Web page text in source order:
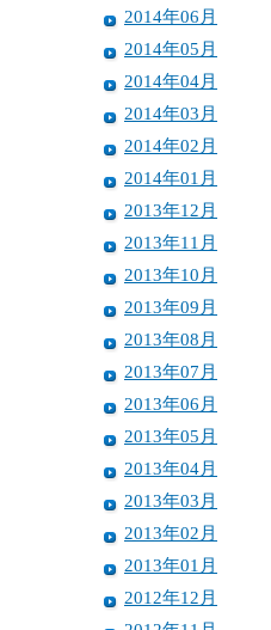
2014年06月
2014年05月
2014年04月
2014年03月
2014年02月
2014年01月
2013年12月
2013年11月
2013年10月
2013年09月
2013年08月
2013年07月
2013年06月
2013年05月
2013年04月
2013年03月
2013年02月
2013年01月
2012年12月